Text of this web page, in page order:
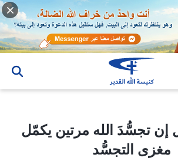
مرتين يكمّل مغزى التجسُّد
إن تجسُّدَ الله مرتين يكمّل
مغزى التجسُّد